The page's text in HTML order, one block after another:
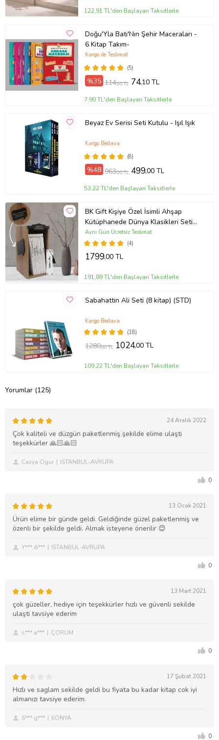
122,91 TL'den Başlayan Taksitlerle
Doğu'Yla Batı'Nın Şehir Maceraları -
6 Kitap Takım-
(5)
Kargo ile Teslimat
%35 114,00 TL 74,10 TL
7,90 TL'den Başlayan Taksitlerle
Beyaz Ev Serisi Seti Kutulu - Işıl Işık
(8)
Kargo Bedava
%48 963,00 TL 499,00 TL
53,22 TL'den Başlayan Taksitlerle
BK Gift Kişiye Özel İsimli Ahşap
Kütüphanede Dünya Klasikleri Seti
(9 Kitap Takım) ve Kitap Ayracı
Hediye Seti
(4)
Aynı Gün Ücretsiz Teslimat
1799,00 TL
191,89 TL'den Başlayan Taksitlerle
Sabahattin Ali Seti (8 kitap) (STD)
(18)
Kargo Bedava
1280,00 TL 1024,00 TL
109,22 TL'den Başlayan Taksitlerle
Yorumlar (125)
24 Aralık 2022
Çok kaliteli ve düzgün paketlenmiş şekilde elime ulaştı
teşekkürler 🙏🏻🙏🏻
Cazya Ogur ISTANBUL-AVRUPA
0
13 Ocak 2021
Ürün elime bir günde geldi. Geldiğinde güzel paketlenmiş ve
özenli bir şekilde geldi. Almak isteyene önerilir 😊
Y*** A*** ISTANBUL-AVRUPA
0
13 Mart 2021
çok güzeller, hediye için teşekkürler hızlı ve güvenli sekilde
ulaşti tavsiye ederim
s*** a*** ÇORUM
0
17 Şubat 2021
Hızlı ve saglam sekilde geldi bu fiyata bu kadar kitap cok iyi
almanızı tavsiye ederim.
S*** g*** KONYA
0